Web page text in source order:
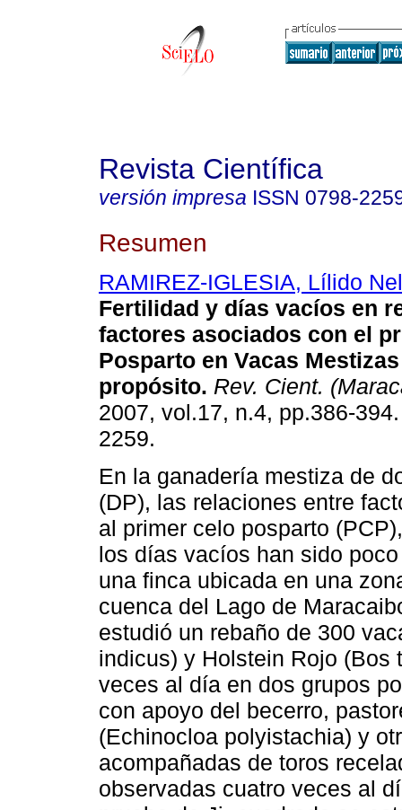
Revista Científica
versión impresa ISSN 0798-
Resumen
RAMIREZ-IGLESIA, Lílido
Fertilidad y días vacíos en
factores asociados con el
Posparto en Vacas
propósito. Rev. Cient.
2007, vol.17, n.4, pp.386-
2259.
En la ganadería mestiza de
(DP), las relaciones entre
al primer celo posparto
los días vacíos han sido
una finca ubicada en una
cuenca del Lago de
estudió un rebaño de 300
indicus) y Holstein Rojo (Bos
veces al día en dos grupos
con apoyo del becerro,
(Echinocloa polyistachia) y
acompañadas de toros
observadas cuatro veces al